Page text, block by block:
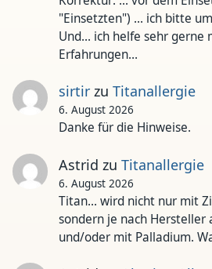
"Einsetzten") ... ich bitte
Und... ich helfe sehr gerne
Erfahrungen…
sirtirzu Titanallergie
6. August 2026
Danke für die Hinweise.
Astrid zu Titanallergie
6. August 2026
Titan... wird nicht nur mit
sondern je nach Hersteller
und/oder mit Palladium.